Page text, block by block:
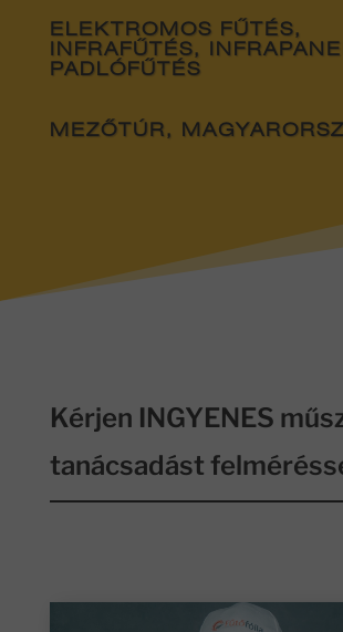
ELEKTROMOS FŰTÉS,
INFRAFŰTÉS,
PADLÓFŰTÉS
MEZŐTÚR,
Kérjen INGYENES
tanácsadást